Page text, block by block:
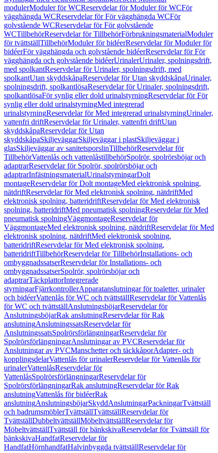
modulerModuler för WCReservdelar för Moduler för WCFör
vägghängda WCReservdelar för För vägghängda WCFör
golvstående WCReservdelar för För golvstående
WCTillbehörReservdelar för TillbehörFörbrukningsmaterialModuler
för tvättställTillbehörModuler för bidéerReservdelar för Moduler för
bidéerFör vägghängda och golvstående bidéerReservdelar för För
vägghängda och golvstående bidéerUrinalerUrinaler, spolningsdrift,
med spolkantReservdelar för Urinaler, spolningsdrift, med
spolkantUtan skyddskåpaReservdelar för Utan skyddskåpaUrinaler,
spolningsdrift, spolkantlösaReservdelar för Urinaler, spolningsdrift,
spolkantlösaFör synlig eller dold urinalstyrningReservdelar för För
synlig eller dold urinalstyrningMed integrerad
urinalstyrningReservdelar för Med integrerad urinalstyrningUrinaler,
vattenfri driftReservdelar för Urinaler, vattenfri driftUtan
skyddskåpaReservdelar för Utan
skyddskåpaSkiljeväggarSkiljeväggar i plastSkiljeväggar i
glasSkiljeväggar av sanitetsporslinTillbehörReservdelar för
TillbehörVattenlås och vattenlåstillbehörSpolrör, spolrörsböjar och
adaptrarReservdelar för Spolrör, spolrörsböjar och
adaptrarInfästningsmaterialUrinalstyrningarDolt
montageReservdelar för Dolt montageMed elektronisk spolning,
nätdriftReservdelar för Med elektronisk spolning, nätdriftMed
elektronisk spolning, batteridriftReservdelar för Med elektronisk
spolning, batteridriftMed pneumatisk spolningReservdelar för Med
pneumatisk spolningVäggmontageReservdelar för
VäggmontageMed elektronisk spolning, nätdriftReservdelar för Med
elektronisk spolning, nätdriftMed elektronisk spolning,
batteridriftReservdelar för Med elektronisk spolning,
batteridriftTillbehörReservdelar för TillbehörInstallations- och
ombyggnadssatserReservdelar för Installations- och
ombyggnadssatserSpolrör, spolrörsböjar och
adaptrarTäckplattorIntegrerade
styrningarFjärrkontrollerApparatanslutningar för toaletter, urinaler
och bidéerVattenlås för WC och tvättställReservdelar för Vattenlås
för WC och tvättställAnslutningsböjarReservdelar för
AnslutningsböjarRak anslutningReservdelar för Rak
anslutningAnslutningssatsReservdelar för
AnslutningssatsSpolrörsförlängningarReservdelar för
SpolrörsförlängningarAnslutningar av PVCReservdelar för
Anslutningar av PVCManschetter och täckkåporAdapter- och
kopplingsdelarVattenlås för urinalerReservdelar för Vattenlås för
urinalerVattenlåsReservdelar för
VattenlåsSpolrörsförlängningarReservdelar för
SpolrörsförlängningarRak anslutningReservdelar för Rak
anslutningVattenlås för bidéerRak
anslutningAnslutningsböjarSkyddAnslutningarPackningarTvättställ
och badrumsmöblerTvättställTvättställReservdelar för
TvättställDubbeltvättställMöbeltvättställReservdelar för
MöbeltvättställTvättställ för bänkskivaReservdelar för Tvättställ för
bänkskivaHandfatReservdelar för
HandfatHörnhandfatHalvinbyggda tvättställReservdelar för